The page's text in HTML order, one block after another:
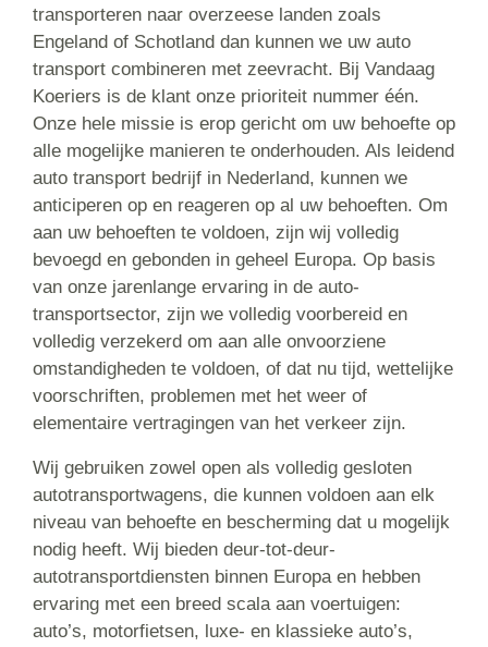
transporteren naar overzeese landen zoals
Engeland of Schotland dan kunnen we uw auto
transport combineren met zeevracht. Bij Vandaag
Koeriers is de klant onze prioriteit nummer één.
Onze hele missie is erop gericht om uw behoefte op
alle mogelijke manieren te onderhouden. Als leidend
auto transport bedrijf in Nederland, kunnen we
anticiperen op en reageren op al uw behoeften. Om
aan uw behoeften te voldoen, zijn wij volledig
bevoegd en gebonden in geheel Europa. Op basis
van onze jarenlange ervaring in de auto-
transportsector, zijn we volledig voorbereid en
volledig verzekerd om aan alle onvoorziene
omstandigheden te voldoen, of dat nu tijd, wettelijke
voorschriften, problemen met het weer of
elementaire vertragingen van het verkeer zijn.
Wij gebruiken zowel open als volledig gesloten
autotransportwagens, die kunnen voldoen aan elk
niveau van behoefte en bescherming dat u mogelijk
nodig heeft. Wij bieden deur-tot-deur-
autotransportdiensten binnen Europa en hebben
ervaring met een breed scala aan voertuigen:
auto’s, motorfietsen, luxe- en klassieke auto’s,